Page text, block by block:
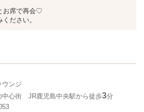
お席で再会♡
ださい。
ウンジ
中心街 JR鹿児島中央駅から徒歩3分